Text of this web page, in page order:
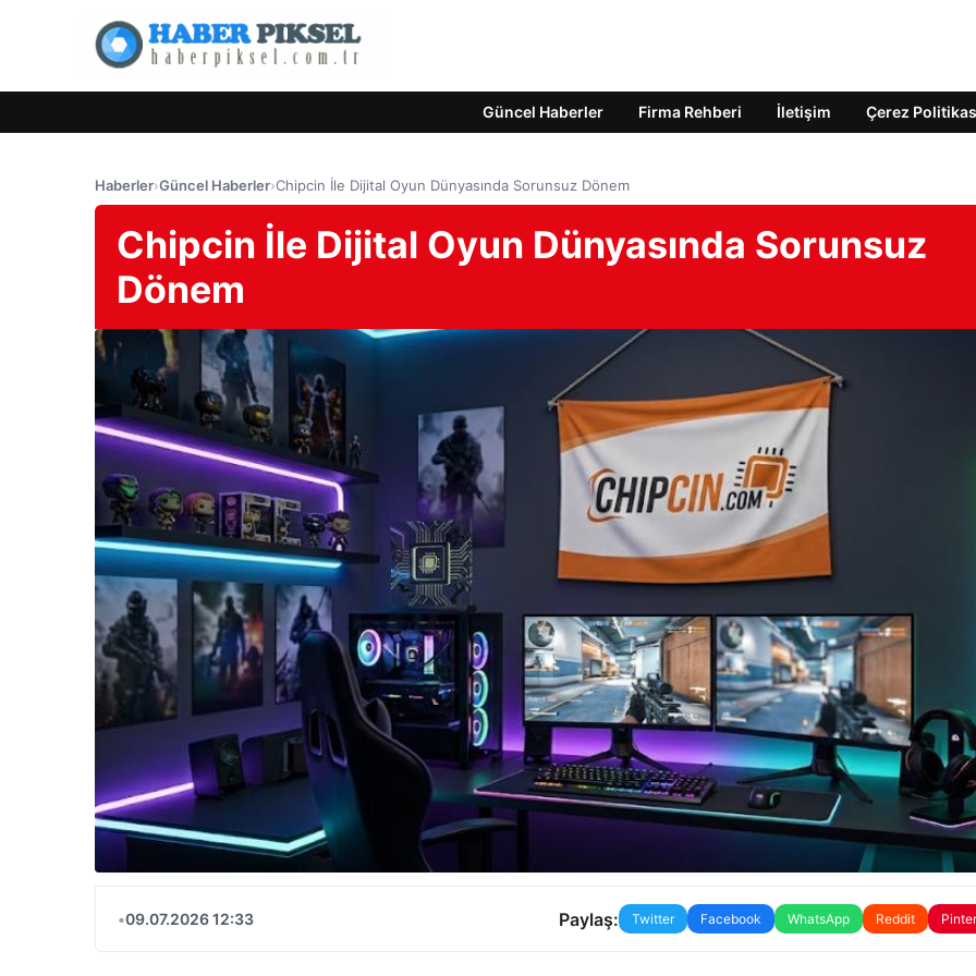
Güncel Haberler Firma Rehberi İletişim Çerez
Haberler›Güncel Haberler›Chipcin İle Dijital Oyun Dünyasında Sorunsuz Dönem
Chipcin İle Dijital Oyun Dünyasında Sorunsuz
Dönem
•09.07.2026 12:33 Paylaş: Twitter Facebook WhatsApp Reddit